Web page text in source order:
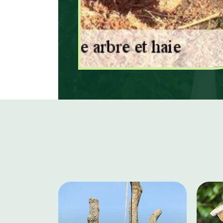
comptez à ses jardiniers
dessouchage.